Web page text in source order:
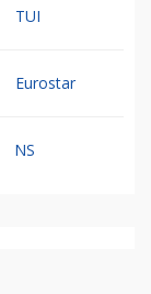
TUI
Eurostar
NS